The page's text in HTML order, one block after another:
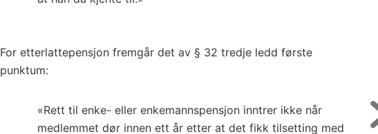
For etterlattepensjon fremgår det av § 32 tredje ledd første
punktum:
«Rett til enke- eller enkemannspensjon inntrer ikke når
medlemmet dør innen ett år etter at det fikk tilsetting med